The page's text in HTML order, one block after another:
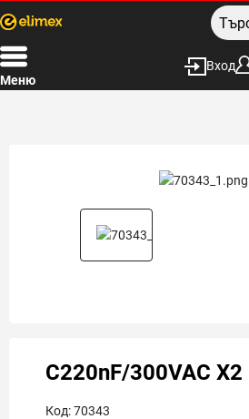
Меню
Вход
C220nF/300VAC X2
Код:70343